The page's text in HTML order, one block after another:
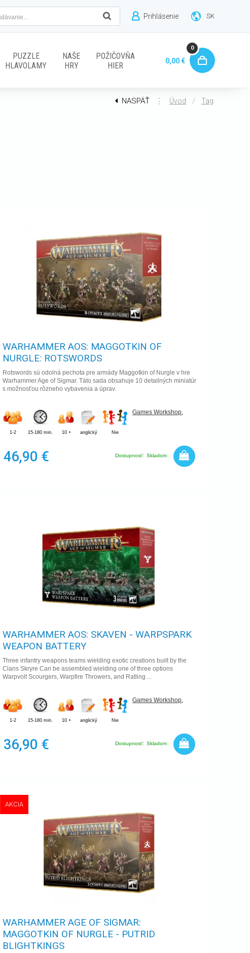
SK
PUZZLE
HLAVOLAMY
NAŠE
HRY
POŽIČOVŇA
HIER
Prihlásenie
0,00 €
0
NASPÄŤ ⋮ Úvod / Tag
WARHAMMER AOS: MAGGOTKIN OF
NURGLE: ROTSWORDS
Rotswords sú odolná pechota pre armády Maggotkin of Nurgle v hre
Warhammer Age of Sigmar. Táto sada obsahuje 10 detailných miniatúr
s možnosťou rôzneho vybavenia a úprav.
1-2 15-180 min. 10 + anglický Nie
Games Workshop
46,90 € Dostupnosť: Skladom
WARHAMMER AOS: SKAVEN - WARPSPARK
WEAPON BATTERY
Three infantry weapons teams wielding exotic creations built by the
Clans Skryre Can be assembled wielding one of three options
Warpvolt Scourgers, Warpfire Throwers, and Ratling ...
1-2 15-180 min. 10 + anglický Nie
Games Workshop
36,90 € Dostupnosť: Skladom
AKCIA
WARHAMMER AGE OF SIGMAR:
MAGGOTKIN OF NURGLE - PUTRID
BLIGHTKINGS